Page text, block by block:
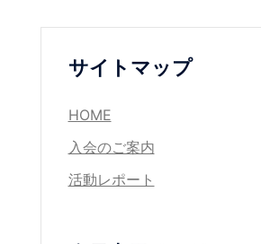
サイトマップ
HOME
入会のご案内
活動レポート